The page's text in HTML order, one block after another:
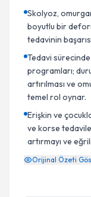
Skolyoz,
boyutlu bir
tedavinin
Tedavi
programları;
artırılması ve
temel rol oynar.
Erişkin ve
ve korse
artırmayı ve
Orijinal Özeti